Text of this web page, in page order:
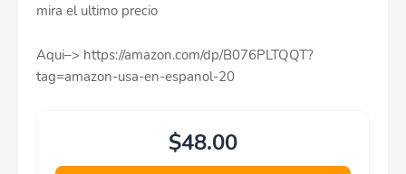
mira el ultimo precio
Aqui–> https://amazon.com/dp/B076PLTQQT?
tag=amazon-usa-en-espanol-20
$48.00